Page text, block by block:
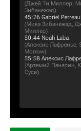
(Джей Ти Миллер,
Зибанежад)
45:26 Gabriel
(Мика Зибанежад,
Миллер)
50:44 Noah Laba
(Алексис Лафренье,
Morrow)
55:58 Алексис
(Артемий Панарин,
Суси)